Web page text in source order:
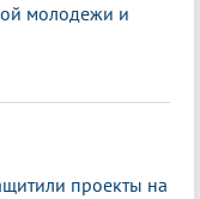
молодежи и
проекты на